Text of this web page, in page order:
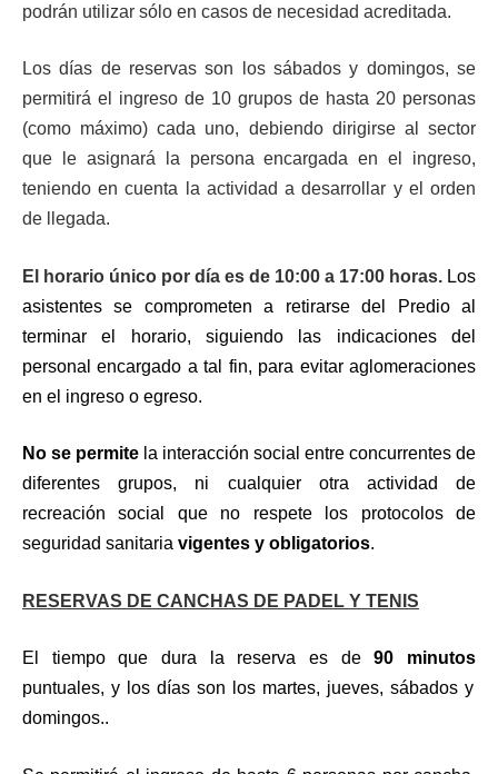
podrán utilizar sólo en casos de necesidad acreditada.
Los días de reservas son los sábados y domingos, se
permitirá el ingreso de 10 grupos de hasta 20 personas
(como máximo) cada uno, debiendo dirigirse al sector
que le asignará la persona encargada en el ingreso,
teniendo en cuenta la actividad a desarrollar y el orden
de llegada.
El horario único por día es de 10:00 a 17:00 horas. Los
asistentes se comprometen a retirarse del Predio al
terminar el horario, siguiendo las indicaciones del
personal encargado a tal fin, para evitar aglomeraciones
en el ingreso o egreso.
No se permite la interacción social entre concurrentes de
diferentes grupos, ni cualquier otra actividad de
recreación social que no respete los protocolos de
seguridad sanitaria vigentes y obligatorios.
RESERVAS DE CANCHAS DE PADEL Y TENIS
El tiempo que dura la reserva es de90 minutos
puntuales, y los días son los martes, jueves, sábados y
domingos..